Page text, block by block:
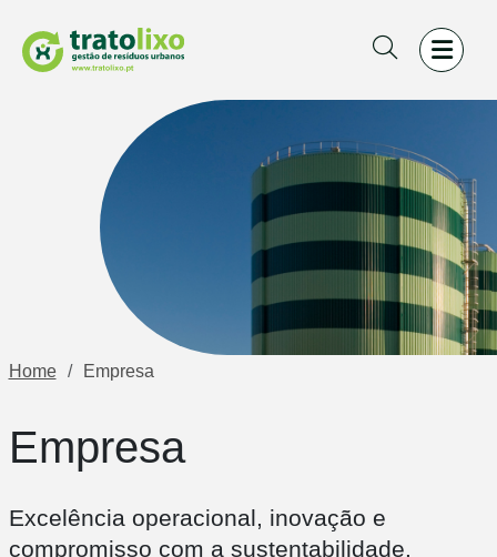
Home Empresa
Empresa
Excelência operacional, inovação e
compromisso com a sustentabilidade.